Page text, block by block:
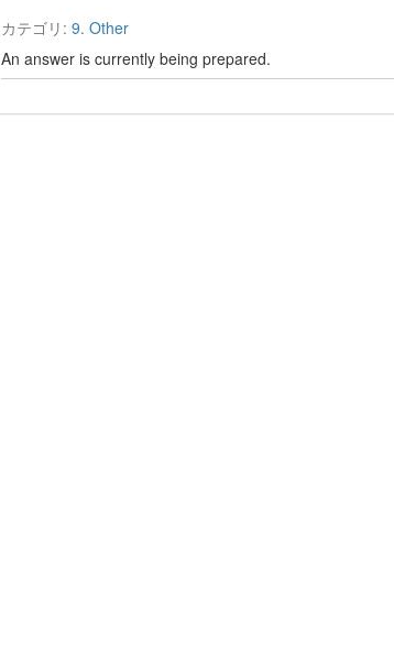
カテゴリ: 9. Other
An answer is currently being prepared.